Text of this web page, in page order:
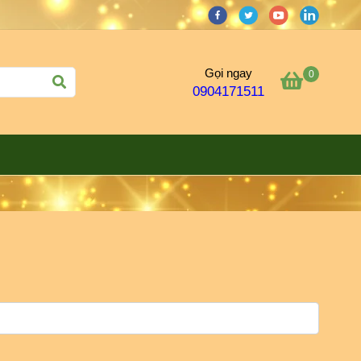
Gọi ngay
0904171511
0